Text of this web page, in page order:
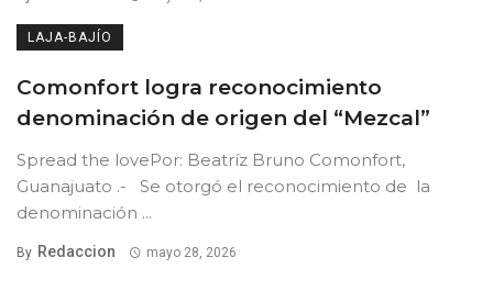
LAJA-BAJÍO
Comonfort logra reconocimiento
denominación de origen del “Mezcal”
Spread the lovePor: Beatríz Bruno Comonfort,
Guanajuato .- Se otorgó el reconocimiento de la
denominación ...
By Redaccion mayo 28, 2026